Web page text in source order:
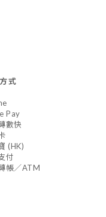
式
Pay
數快
(HK)
付
帳／ATM